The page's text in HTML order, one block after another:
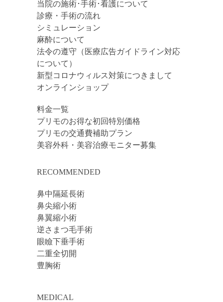
当院の施術･手術･看護について
診療・手術の流れ
シミュレーション
麻酔について
法令の遵守（医療広告ガイドライン対応
について）
新型コロナウィルス対策につきまして
オンラインショップ
料金一覧
プリモのお得な初回特別価格
プリモの交通費補助プラン
美容外科・美容治療モニター募集
RECOMMENDED
鼻中隔延長術
鼻尖縮小術
鼻翼縮小術
逆さまつ毛手術
眼瞼下垂手術
二重全切開
豊胸術
MEDICAL